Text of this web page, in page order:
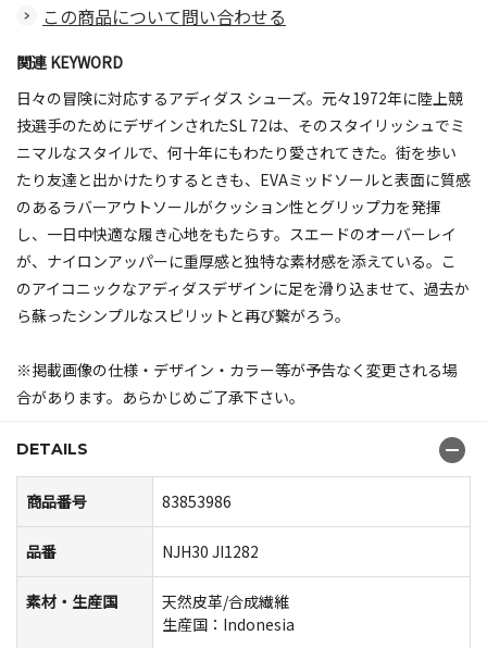
この商品について問い合わせる
関連 KEYWORD
日々の冒険に対応するアディダス シューズ。元々1972年に陸上競
技選手のためにデザインされたSL 72は、そのスタイリッシュでミ
ニマルなスタイルで、何十年にもわたり愛されてきた。街を歩い
たり友達と出かけたりするときも、EVAミッドソールと表面に質感
のあるラバーアウトソールがクッション性とグリップ力を発揮
し、一日中快適な履き心地をもたらす。スエードのオーバーレイ
が、ナイロンアッパーに重厚感と独特な素材感を添えている。こ
のアイコニックなアディダスデザインに足を滑り込ませて、過去か
ら蘇ったシンプルなスピリットと再び繋がろう。
※掲載画像の仕様・デザイン・カラー等が予告なく変更される場
合があります。あらかじめご了承下さい。
DETAILS
商品番号 83853986
品番 NJH30 JI1282
素材・生産国
天然皮革/合成繊維
生産国：Indonesia